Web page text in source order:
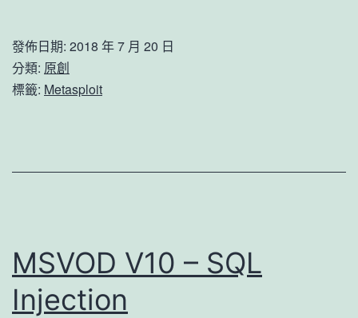
法
问
题
發佈日期: 2018 年 7 月 20 日
分類: 原創
標籤: Metasploit
MSVOD V10 – SQL
Injection